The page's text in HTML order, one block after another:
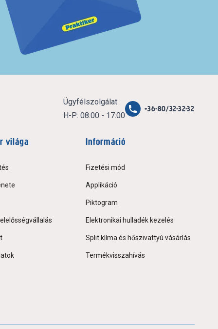
Ügyfélszolgálat
H-P: 08:00 - 17:00
+36-80/32-32-32
világa Információ
Fizetési mód
Applikáció
Piktogram
Elektronikai hulladék kezelés
Split klíma és hőszivattyú vásárlás
Termékvisszahívás